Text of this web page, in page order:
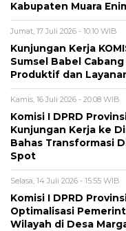
Kabupaten Muara
Jumat, 17 Juli 2026 - 10:10 WIB
Kunjungan Kerja
Sumsel Babel
Produktif dan
Kamis, 16 Juli 2026 - 20:08 WIB
Komisi I DPRD
Kunjungan Kerja ke
Bahas Transformasi
Spot
Selasa, 14 Juli 2026 - 15:55 WIB
Komisi I DPRD
Optimalisasi
Wilayah di Desa